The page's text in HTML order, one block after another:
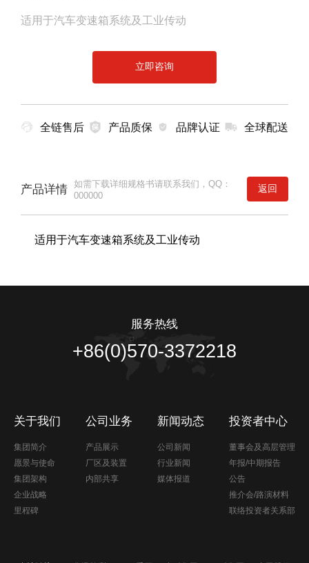
适用于汽车变速箱系统及工业传动
立即咨询
全链售后 产品质保 品牌认证 全球配送
产品详情
如需下载详细规格书请联系我们，QQ：
000000
返回
适用于汽车变速箱系统及工业传动
服务热线
+86(0)570-3372218
关于我们
集团简介
愿景与使命
集团架构
企业战略
里程碑
公司业务
产品展示
厂区及装置
内部共享
新闻动态
公司新闻
行业新闻
媒体报道
投资者中心
董事会及高层管理
年报/中期报告
公告
推介会/路演材料
联络投资者关系部